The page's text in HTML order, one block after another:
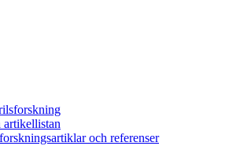
artikellistan
och referenser